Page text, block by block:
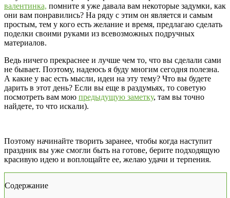
валентинка, помните я уже давала вам некоторые задумки, как
они вам понравились? На ряду с этим он является и самым
простым, тем у кого есть желание и время, предлагаю сделать
поделки своими руками из всевозможных подручных
материалов.
Ведь ничего прекраснее и лучше чем то, что вы сделали сами
не бывает. Поэтому, надеюсь я буду многим сегодня полезна.
А какие у вас есть мысли, идеи на эту тему? Что вы будете
дарить в этот день? Если вы еще в раздумьях, то советую
посмотреть вам мою предыдущую заметку, там вы точно
найдете, то что искали).
Поэтому начинайте творить заранее, чтобы когда наступит
праздник вы уже смогли быть на готове, берите подходящую
красивую идею и воплощайте ее, желаю удачи и терпения.
Содержание